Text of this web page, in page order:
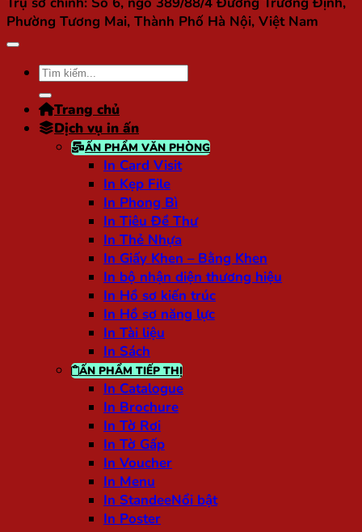
Phường Tương Mai, Thành Phố Hà Nội, Việt Nam
Tìm
kiếm:
Trang chủ
Dịch vụ in ấn
ẤN PHẨM VĂN PHÒNG
In Card Visit
In Kẹp File
In Phong Bì
In Tiêu Đề Thư
In Thẻ Nhựa
In Giấy Khen – Bằng Khen
In bộ nhận diện thương hiệu
In Hồ sơ kiến trúc
In Hồ sơ năng lực
In Tài liệu
In Sách
ẤN PHẨM TIẾP THỊ
In Catalogue
In Brochure
In Tờ Rơi
In Tờ Gấp
In Voucher
In Menu
In Standee
In Poster